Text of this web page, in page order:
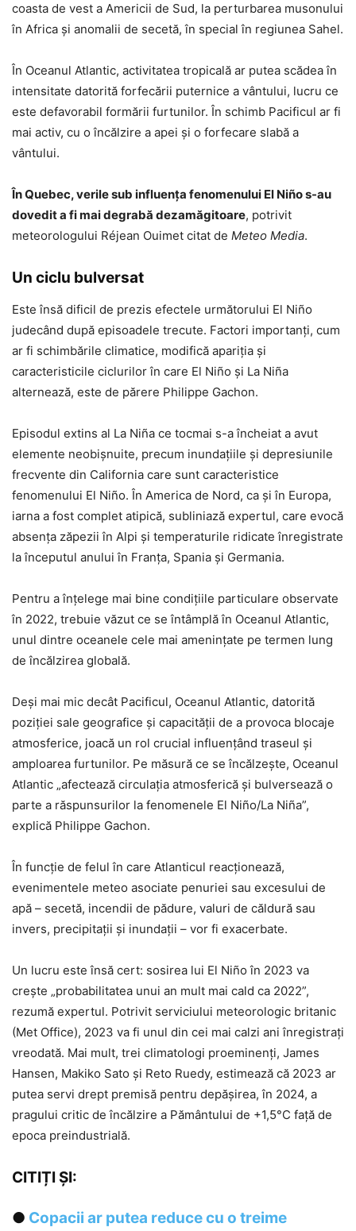
coasta de vest a Americii de Sud, la perturbarea musonului
în Africa și anomalii de secetă, în special în regiunea Sahel.
În Oceanul Atlantic, activitatea tropicală ar putea scădea în
intensitate datorită forfecării puternice a vântului, lucru ce
este defavorabil formării furtunilor. În schimb Pacificul ar fi
mai activ, cu o încălzire a apei și o forfecare slabă a
vântului.
În Quebec, verile sub influența fenomenului El Niño s-au
dovedit a fi mai degrabă dezamăgitoare, potrivit
meteorologului Réjean Ouimet citat de Meteo Media.
Un ciclu bulversat
Este însă dificil de prezis efectele următorului El Niño
judecând după episoadele trecute. Factori importanți, cum
ar fi schimbările climatice, modifică apariția și
caracteristicile ciclurilor în care El Niño și La Niña
alternează, este de părere Philippe Gachon.
Episodul extins al La Niña ce tocmai s-a încheiat a avut
elemente neobișnuite, precum inundațiile și depresiunile
frecvente din California care sunt caracteristice
fenomenului El Niño. În America de Nord, ca și în Europa,
iarna a fost complet atipică, subliniază expertul, care evocă
absența zăpezii în Alpi și temperaturile ridicate înregistrate
la începutul anului în Franța, Spania și Germania.
Pentru a înțelege mai bine condițiile particulare observate
în 2022, trebuie văzut ce se întâmplă în Oceanul Atlantic,
unul dintre oceanele cele mai amenințate pe termen lung
de încălzirea globală.
Deși mai mic decât Pacificul, Oceanul Atlantic, datorită
poziției sale geografice și capacității de a provoca blocaje
atmosferice, joacă un rol crucial influențând traseul și
amploarea furtunilor. Pe măsură ce se încălzește, Oceanul
Atlantic „afectează circulația atmosferică și bulversează o
parte a răspunsurilor la fenomenele El Niño/La Niña”,
explică Philippe Gachon.
În funcție de felul în care Atlanticul reacționează,
evenimentele meteo asociate penuriei sau excesului de
apă – secetă, incendii de pădure, valuri de căldură sau
invers, precipitații și inundații – vor fi exacerbate.
Un lucru este însă cert: sosirea lui El Niño în 2023 va
crește „probabilitatea unui an mult mai cald ca 2022”,
rezumă expertul. Potrivit serviciului meteorologic britanic
(Met Office), 2023 va fi unul din cei mai calzi ani înregistrați
vreodată. Mai mult, trei climatologi proeminenți, James
Hansen, Makiko Sato și Reto Ruedy, estimează că 2023 ar
putea servi drept premisă pentru depășirea, în 2024, a
pragului critic de încălzire a Pământului de +1,5°C față de
epoca preindustrială.
CITIȚI ȘI:
● Copacii ar putea reduce cu o treime